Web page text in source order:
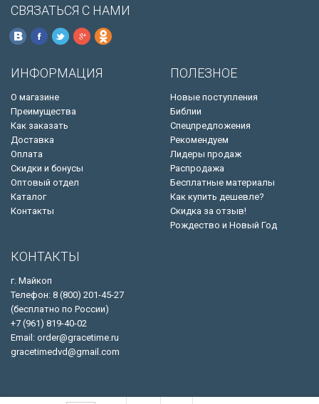
СВЯЗАТЬСЯ С НАМИ
ИНФОРМАЦИЯ
О магазине
Преимущества
Как заказать
Доставка
Оплата
Скидки и бонусы
Оптовый отдел
Каталог
Контакты
ПОЛЕЗНОЕ
Новые поступления
Библии
Спецпредложения
Рекомендуем
Лидеры продаж
Распродажа
Бесплатные материалы
Как купить дешевле?
Скидка за отзыв!
Рождество и Новый Год
КОНТАКТЫ
г. Майкоп
Телефон: 8 (800) 201-45-27
(бесплатно по России)
+7 (961) 819-40-02
Email: order@gracetime.ru
gracetimedvd@gmail.com